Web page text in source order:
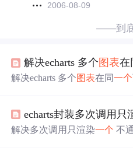
2006-08-09
——到
解决echarts 多个 图表在
解决echarts 多个图表在同一个
后 一个ecahrts的自适应代码里加
是最后 一个echarts里加入这
echarts封装多次调用只
解决多次调用只渲染一个 不